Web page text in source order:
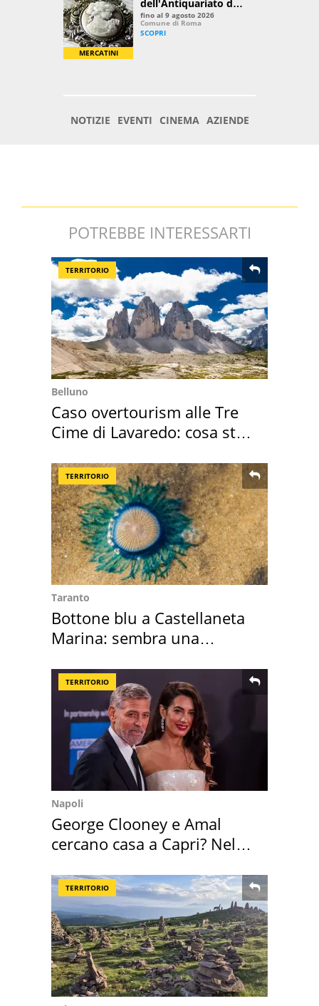
POTREBBE INTERESSARTI
TERRITORIO
Belluno
Caso overtourism alle Tre
Cime di Lavaredo: cosa sta
TERRITORIO
Taranto
Bottone blu a Castellaneta
Marina: sembra una
TERRITORIO
Napoli
George Clooney e Amal
cercano casa a Capri? Nel
TERRITORIO